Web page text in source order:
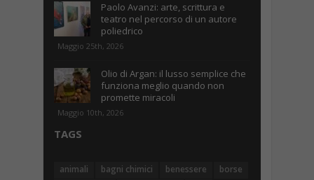
Paolo Avanzi: arte, scrittura e
teatro nel percorso di un autore
poliedrico
Maggio 25th, 2026
Olio di Argan: il lusso semplice che
funziona meglio quando non
promette miracoli
Maggio 10th, 2026
TAGS
animali bagni chimici benessere
borse